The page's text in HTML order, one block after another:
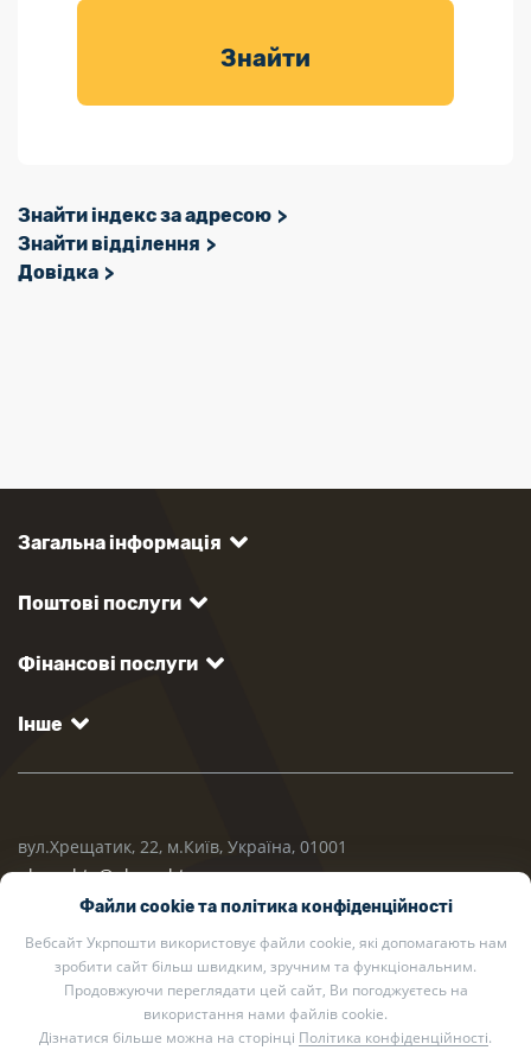
товарів для
Знайти
Знайти індекс за адресою
Знайти відділення
Довідка
Загальна інформація
Поштові послуги
Фінансові послуги
Інше
вул.Хрещатик, 22, м.Київ, Україна, 01001
ukrposhta@ukrposhta.ua
Файли cookie та політика конфіденційності
Вебсайт Укрпошти використовує файли cookie, які допомагають нам
зробити сайт більш швидким, зручним та функціональним.
Продовжуючи переглядати цей сайт, Ви погоджуєтесь на
використання нами файлів cookie.
Дізнатися більше можна на сторінці Політика конфіденційності.